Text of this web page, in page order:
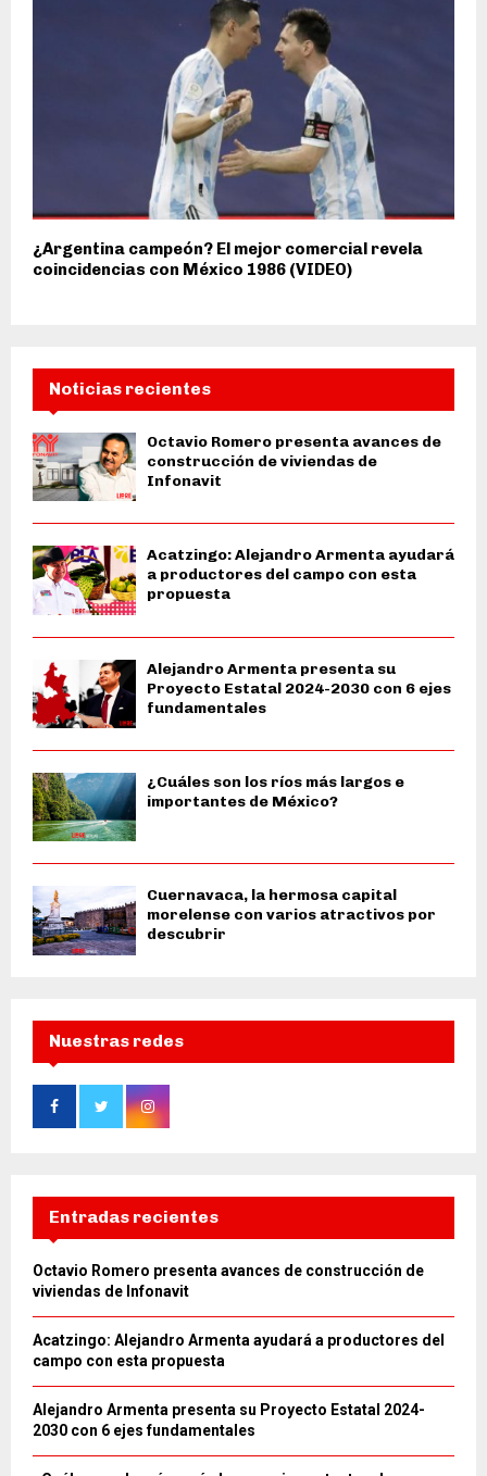
¿Argentina campeón? El mejor comercial revela
coincidencias con México 1986 (VIDEO)
Noticias recientes
Octavio Romero presenta avances de
construcción de viviendas de
Infonavit
Acatzingo: Alejandro Armenta ayudará
a productores del campo con esta
propuesta
Alejandro Armenta presenta su
Proyecto Estatal 2024-2030 con 6 ejes
fundamentales
¿Cuáles son los ríos más largos e
importantes de México?
Cuernavaca, la hermosa capital
morelense con varios atractivos por
descubrir
Nuestras redes
Entradas recientes
Octavio Romero presenta avances de construcción de
viviendas de Infonavit
Acatzingo: Alejandro Armenta ayudará a productores del
campo con esta propuesta
Alejandro Armenta presenta su Proyecto Estatal 2024-
2030 con 6 ejes fundamentales